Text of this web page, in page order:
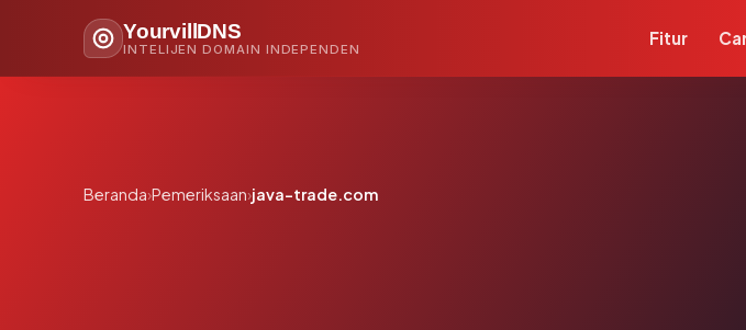
YourvillDNS
INTELIJEN DOMAIN INDEPENDEN
Fitur
Beranda›Pemeriksaan›java-trade.com